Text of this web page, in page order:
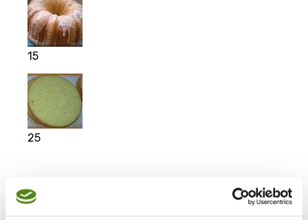
15
25
Moje ulubione